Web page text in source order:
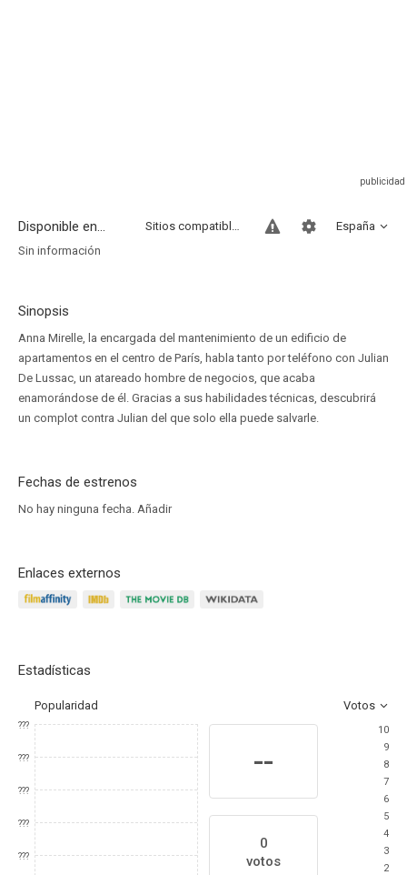
Disponible en... España
Sitios compatibles
Sin información
Sinopsis
Anna Mirelle, la encargada del mantenimiento de un edificio de
apartamentos en el centro de París, habla tanto por teléfono con Julian
De Lussac, un atareado hombre de negocios, que acaba
enamorándose de él. Gracias a sus habilidades técnicas, descubrirá
un complot contra Julian del que solo ella puede salvarle.
Fechas de estrenos
No hay ninguna fecha. Añadir
Enlaces externos
Estadísticas
Popularidad Votos
???
???
???
???
???
--
0
votos
10
9
8
7
6
5
4
3
2